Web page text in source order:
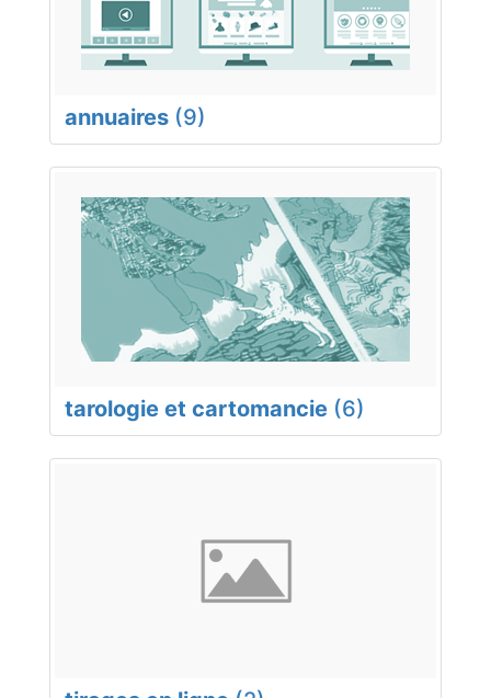
annuaires (9)
tarologie et cartomancie (6)